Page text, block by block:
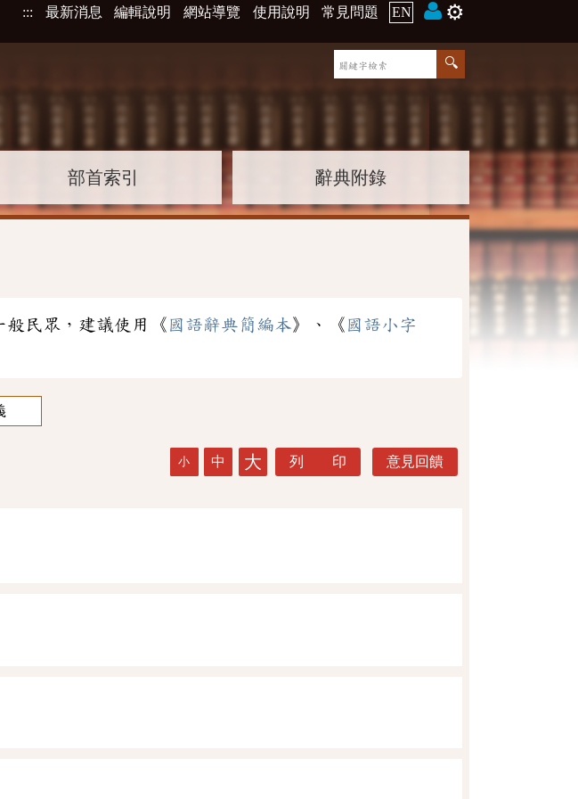
::: 最新消息 編輯說明 網站導覽 使用說明 常見問題 EN ⚙️
部首索引 辭典附錄
般民眾，建議使用《 國語辭典簡編本》、《 國語小字
小 中 大 列 印 意見回饋